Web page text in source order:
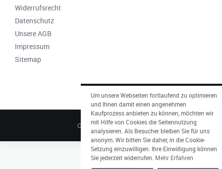
Widerrufsrecht
Datenschutz
Unsere AGB
Impressum
Sitemap
CARTE ROYALE © 2026
Um unsere Webseiten fortlaufend zu optimieren
und Ihnen damit einen angenehmen
Kaufprozess anbieten zu können, möchten wir
mit Hilfe von Cookies die Seitennutzung
analysieren. Als Besucher bleiben Sie für uns
anonym. Wir bitten Sie daher, in die Cookie-
Setzung einzuwilligen. Ihre Einwilligung können
Sie jederzeit widerrufen. Mehr Erfahren